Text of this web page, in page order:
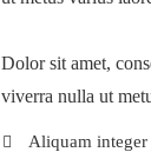
Dolor sit amet,
viverra nulla ut
Aliquam